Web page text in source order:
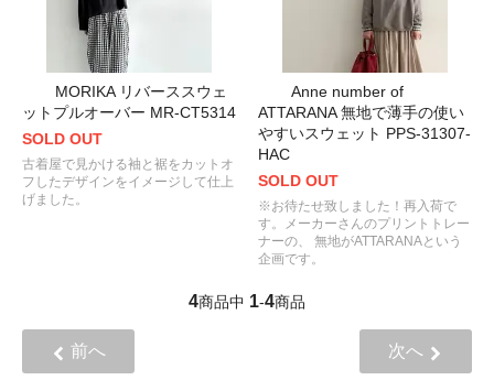
MORIKA リバーススウェ
ットプルオーバー MR-CT5314
SOLD OUT
古着屋で見かける袖と裾をカットオ
フしたデザインをイメージして仕上
げました。
Anne number of
ATTARANA 無地で薄手の使い
やすいスウェット PPS-31307-
HAC
SOLD OUT
※お待たせ致しました！再入荷で
す。メーカーさんのプリントトレー
ナーの、 無地がATTARANAという
企画です。
4商品中 1-4商品
前へ 次へ